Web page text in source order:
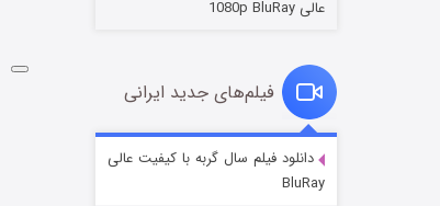
شوگر فصل ۲
قسمت
عالی 1080p BluRay
فیلم‌های جدید ایرانی
دانلود فیلم سال گربه با کیفیت عالی
BluRay